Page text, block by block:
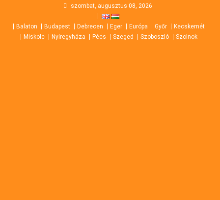
content
szombat, augusztus 08, 2026
Balaton Budapest Debrecen Eger Európa Győr
Kecskemét
Miskolc
Nyíregyháza Pécs Szeged Szoboszló Szolnok